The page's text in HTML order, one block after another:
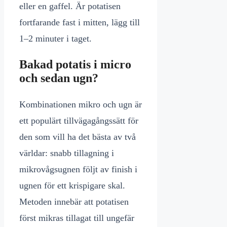
eller en gaffel. Är potatisen
fortfarande fast i mitten, lägg till
1–2 minuter i taget.
Bakad potatis i micro
och sedan ugn?
Kombinationen mikro och ugn är
ett populärt tillvägagångssätt för
den som vill ha det bästa av två
världar: snabb tillagning i
mikrovågsugnen följt av finish i
ugnen för ett krispigare skal.
Metoden innebär att potatisen
först mikras tillagat till ungefär